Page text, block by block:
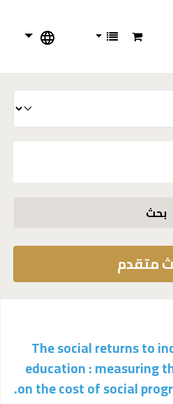
بحث
متقدم
The social returns to
education : measuring
on the cost of social